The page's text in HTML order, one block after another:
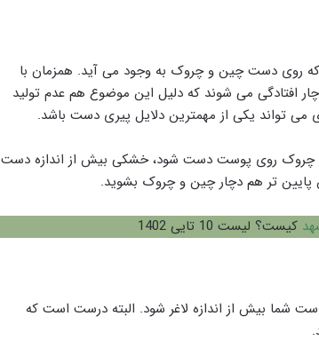
روی دست چین و چروک به وجود می آید. همزمان با
افتادگی می شوند که دلیل این موضوع هم عدم تولید
می تواند یکی از مهمترین دلایل پیری دست باشد.
و چروک روی پوست دست شود، خشکی بیش از اندازه دست
تر هم دچار چین و چروک بشوید.
کیست؟ لیست 10 تایی 1402
شما بیش از اندازه لاغر شود. البته درست است که